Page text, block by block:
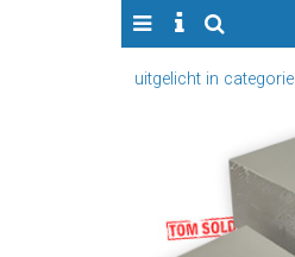
uitgelicht in categorie